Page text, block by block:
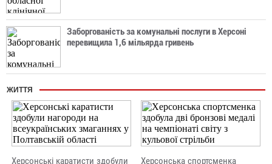
Заборгованість за комунальні послуги в Херсоні
перевищила 1,6 мільярда гривень
ЖИТТЯ
Херсонські каратисти здобули Херсонська спортсменка